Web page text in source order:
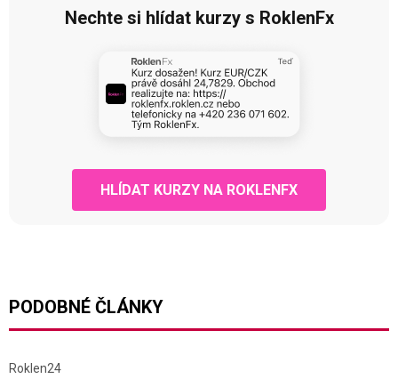
Nechte si hlídat kurzy s RoklenFx
HLÍDAT KURZY NA ROKLENFX
PODOBNÉ ČLÁNKY
Roklen24